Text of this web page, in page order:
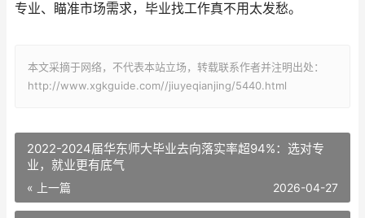
专业、瞄准市场需求，毕业找工作真不用太发愁。
本文采摘于网络，不代表本站立场，转载联系作者并注明出处：
http://www.xgkguide.com//jiuyeqianjing/5440.html
2022-2024届华东师大毕业去向落实率超94%：选对专
业，就业更有底气
« 上一篇 2026-04-27